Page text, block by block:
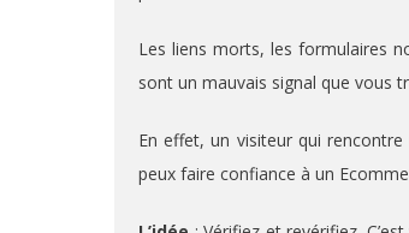
Les liens morts, les formulaires
sont un mauvais signal que vous
En effet, un visiteur qui
peux faire confiance à un